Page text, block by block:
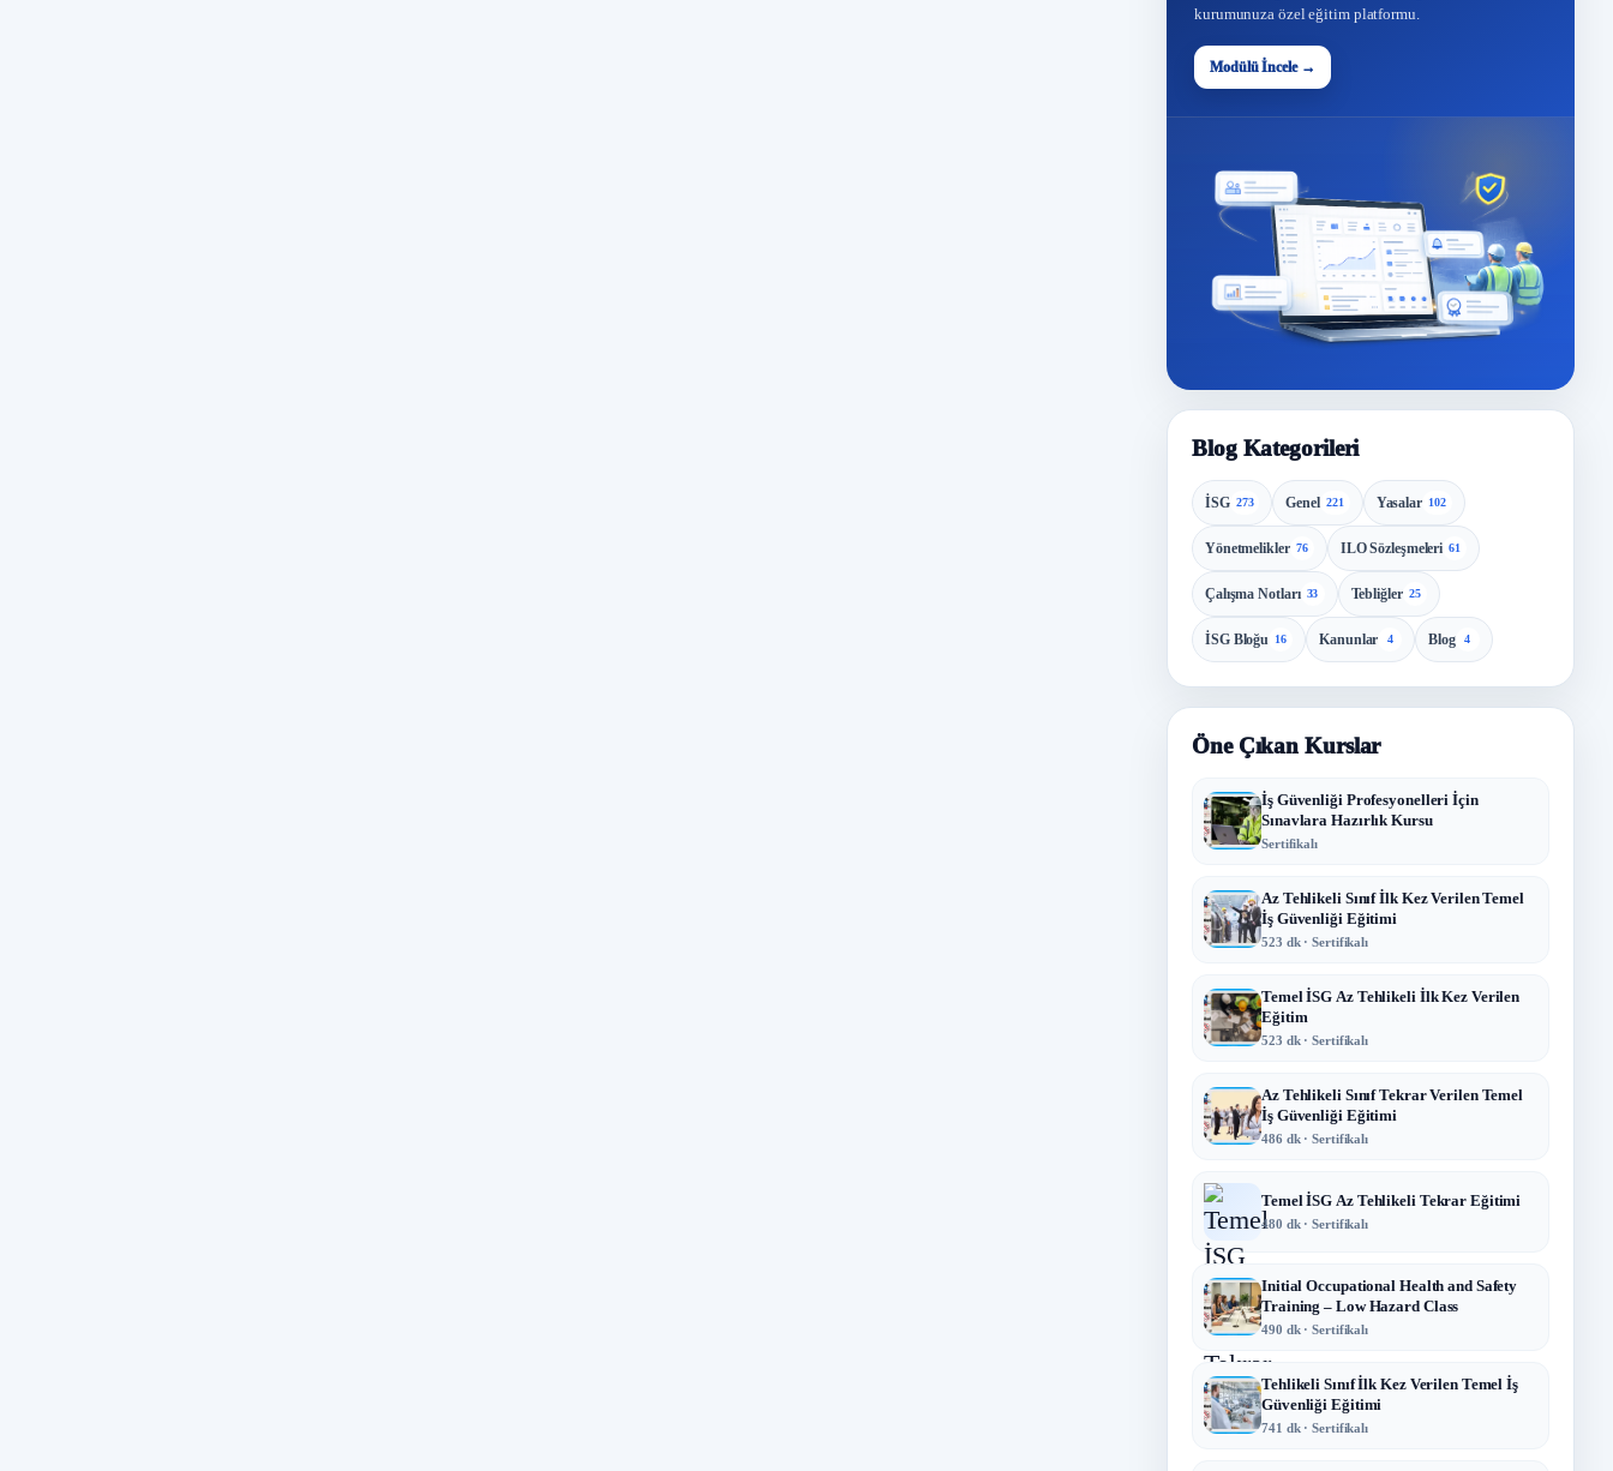
kurumunuza özel eğitim platformu.
Modülü İncele →
Blog Kategorileri
İSG 273 Genel 221 Yasalar 102
Yönetmelikler 76 ILO Sözleşmeleri 61
Çalışma Notları 33 Tebliğler 25
İSG Bloğu 16 Kanunlar 4 Blog 4
Öne Çıkan Kurslar
İş Güvenliği Profesyonelleri İçin
Sınavlara Hazırlık Kursu
Sertifikalı
Az Tehlikeli Sınıf İlk Kez Verilen Temel
İş Güvenliği Eğitimi
523 dk · Sertifikalı
Temel İSG Az Tehlikeli İlk Kez Verilen
Eğitim
523 dk · Sertifikalı
Az Tehlikeli Sınıf Tekrar Verilen Temel
İş Güvenliği Eğitimi
486 dk · Sertifikalı
Temel İSG Az Tehlikeli Tekrar Eğitimi
480 dk · Sertifikalı
Initial Occupational Health and Safety
Training – Low Hazard Class
490 dk · Sertifikalı
Tehlikeli Sınıf İlk Kez Verilen Temel İş
Güvenliği Eğitimi
741 dk · Sertifikalı